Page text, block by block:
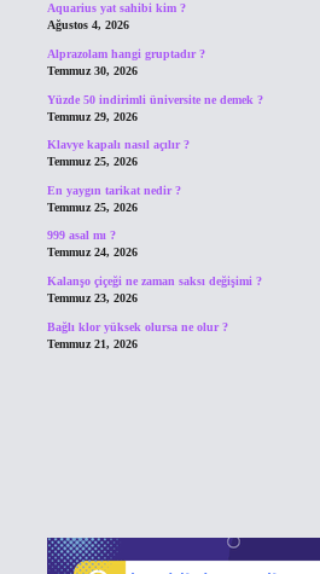
Aquarius yat sahibi kim ?
Ağustos 4, 2026
Alprazolam hangi gruptadır ?
Temmuz 30, 2026
Yüzde 50 indirimli üniversite ne demek ?
Temmuz 29, 2026
Klavye kapalı nasıl açılır ?
Temmuz 25, 2026
En yaygın tarikat nedir ?
Temmuz 25, 2026
999 asal mı ?
Temmuz 24, 2026
Kalanşo çiçeği ne zaman saksı değişimi ?
Temmuz 23, 2026
Bağlı klor yüksek olursa ne olur ?
Temmuz 21, 2026